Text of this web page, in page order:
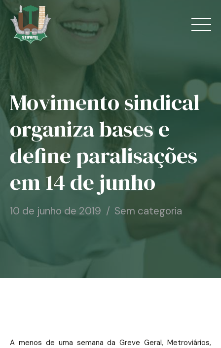
Skip
content
Home
O Sindicato
Jurídico
Convênios
Contato
Movimento sindical
organiza bases e
define paralisações
em 14 de junho
10 de junho de 2019 Sem categoria
A menos de uma semana da Greve Geral, Metroviários,